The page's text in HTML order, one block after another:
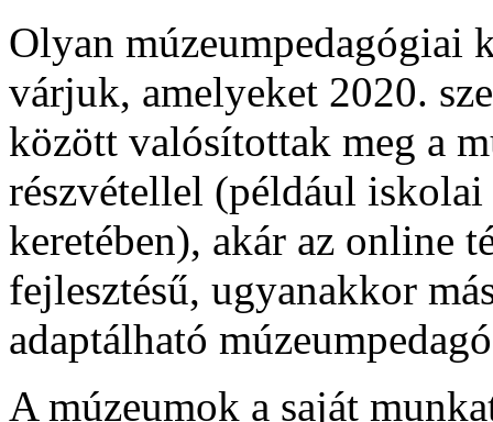
Olyan múzeumpedagógiai
várjuk, amelyeket 2020.
között valósítottak meg a
részvétellel (például
keretében), akár az online
fejlesztésű, ugyanakkor
adaptálható
A múzeumok a saját